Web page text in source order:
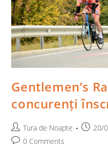
Gentlemen’s
concurenți
Post
author:
Tura de Noapte
Post20/
Post0 Comments